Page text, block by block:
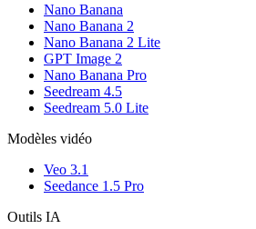
Nano Banana
Nano Banana 2
Nano Banana 2 Lite
GPT Image 2
Nano Banana Pro
Seedream 4.5
Seedream 5.0 Lite
Modèles vidéo
Veo 3.1
Seedance 1.5 Pro
Outils IA